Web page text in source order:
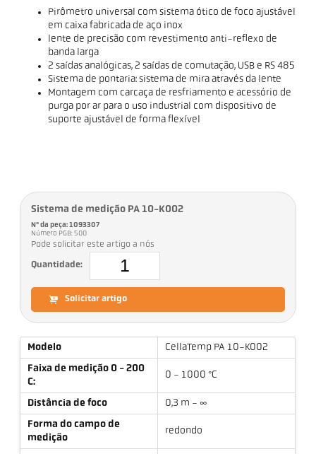
Pirômetro universal com sistema ótico de foco ajustável
em caixa fabricada de aço inox
lente de precisão com revestimento anti-reflexo de
banda larga
2 saídas analógicas, 2 saídas de comutação, USB e RS 485
Sistema de pontaria: sistema de mira através da lente
Montagem com carcaça de resfriamento e acessório de
purga por ar para o uso industrial com dispositivo de
suporte ajustável de forma flexível
Sistema de medição PA 10-K002
Nº da peça: 1093307
Número PGB: 500
Pode solicitar este artigo a nós
Quantidade:
Solicitar artigo
Modelo
CellaTemp PA 10-K002
Faixa de medição 0 - 200
C:
0 - 1000 °C
Distância de foco
0,3 m - ∞
Forma do campo de
medição
redondo